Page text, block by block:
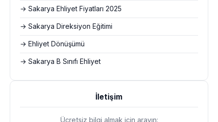
→ Sakarya Ehliyet Fiyatları 2025
→ Sakarya Direksiyon Eğitimi
→ Ehliyet Dönüşümü
→ Sakarya B Sınıfı Ehliyet
İletişim
Ücretsiz bilgi almak için arayın: